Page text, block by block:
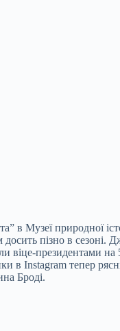
в Музеї природної
досить пізно в
віце-президентами
в Instagram тепер
Броді.